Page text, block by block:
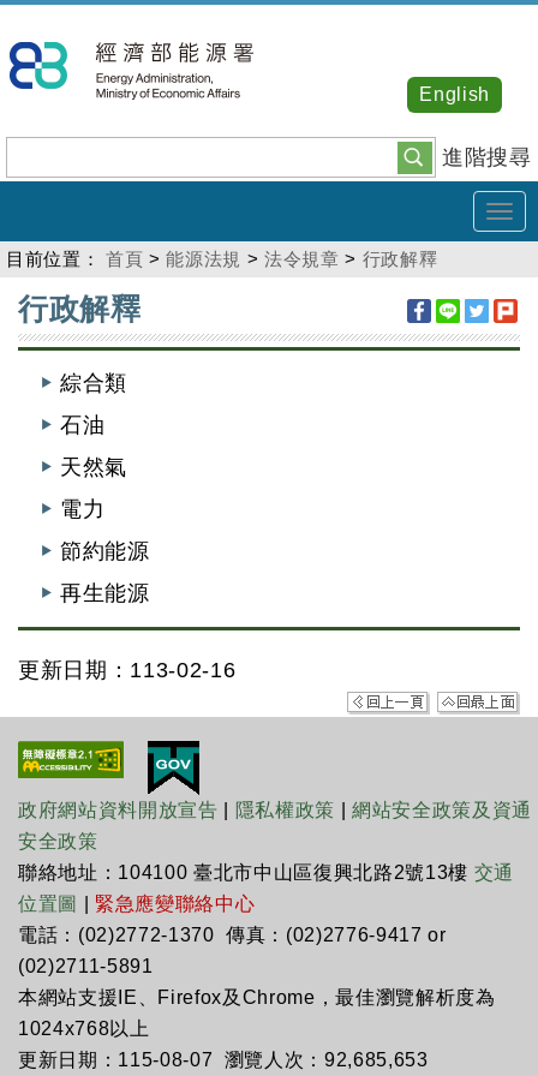
到
主
內
容
進階搜尋
English
目前位置： 首頁 >能源法規 >法令規章 > 行政解釋
:::
行政解釋
綜合類
石油
天然氣
電力
節約能源
再生能源
更新日期：113-02-16
政府網站資料開放宣告 隱私權政策 |網站安全政策及資通
安全政策
聯絡地址：104100 臺北市中山區復興北路2號13樓 交通
位置圖
緊急應變聯絡中心
電話：(02)2772-1370 傳真：(02)2776-9417 or
(02)2711-5891
本網站支援IE、Firefox及Chrome，最佳瀏覽解析度為
1024x768以上
更新日期：115-08-07 瀏覽人次：92,685,653